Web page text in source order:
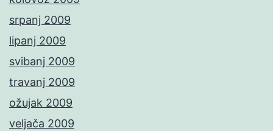
srpanj 2009
lipanj 2009
svibanj 2009
travanj 2009
ožujak 2009
veljača 2009